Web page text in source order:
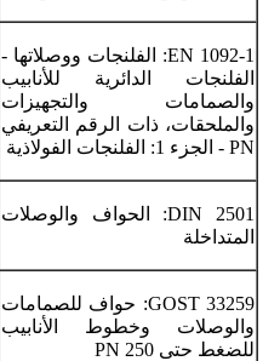
EN 1092-1: الفلنجات ووصلاتها -
الفلنجات الدائرية للأنابيب
والصمامات والتجهيزات
والملحقات، ذات الرقم التعريفي
PN - الجزء 1: الفلنجات الفولاذية
DIN 2501: الحواف والوصلات
المتداخلة
GOST 33259: حواف للصمامات
والوصلات وخطوط الأنابيب
للضغط حتى PN 250